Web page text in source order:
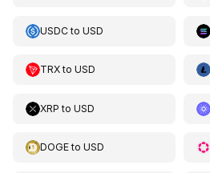
USDCto USD
TRXto USD
XRP to USD
DOGEto USD